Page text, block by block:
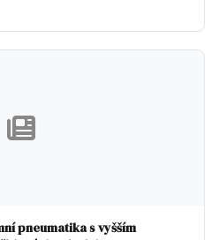
pneumatika s vyšším